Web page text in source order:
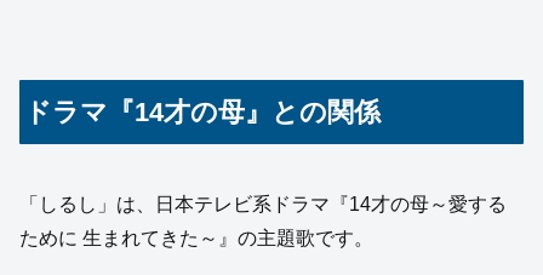
ドラマ『14才の母』との関係
「しるし」は、日本テレビ系ドラマ『14才の母～愛する
ために 生まれてきた～』の主題歌です。